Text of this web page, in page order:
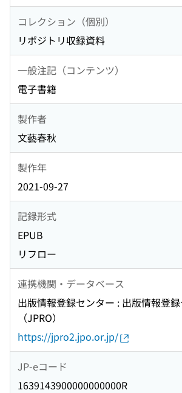
コレクション（個別）
リポジトリ収録資料
一般注記（コンテンツ）
電子書籍
製作者
文藝春秋
製作年
2021-09-27
記録形式
EPUB
リフロー
連携機関・データベース
出版情報登録センター : 出版情報登
（JPRO）
https://jpro2.jpo.or.jp/
JP-eコード
1639143900000000000R